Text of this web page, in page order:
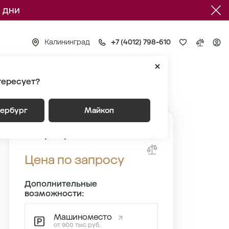
дни
Калининград +7 (4012) 798-610
Майкоп
Квартира №249
Цена по запросу
Дополнительные
возможности:
Машиноместо
от 900 тыс руб.